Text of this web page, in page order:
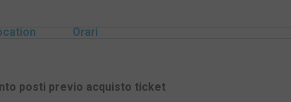
Orari
posti previo acquisto ticket